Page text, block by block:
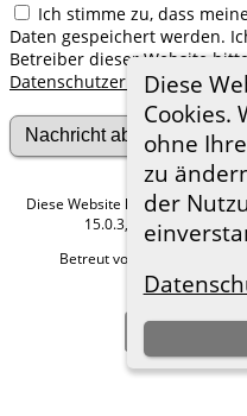
Diese
Cookies.
ohne
zu
der
Ich stimme zu, dass
Daten gespeichert werden.
Betreiber dieser Website
Datenschutzerklärung
Diese Website läuft mit The
15.0.3, programmiert
Betreut von
Hier geht
Zur Desktop-